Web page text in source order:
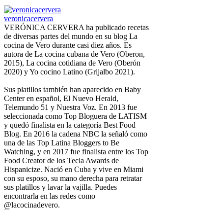
veronicacervera
VERÓNICA CERVERA ha publicado recetas
de diversas partes del mundo en su blog La
cocina de Vero durante casi diez años. Es
autora de La cocina cubana de Vero (Oberon,
2015), La cocina cotidiana de Vero (Oberón
2020) y Yo cocino Latino (Grijalbo 2021).
Sus platillos también han aparecido en Baby
Center en español, El Nuevo Herald,
Telemundo 51 y Nuestra Voz. En 2013 fue
seleccionada como Top Bloguera de LATISM
y quedó finalista en la categoría Best Food
Blog. En 2016 la cadena NBC la señaló como
una de las Top Latina Bloggers to Be
Watching, y en 2017 fue finalista entre los Top
Food Creator de los Tecla Awards de
Hispanicize. Nació en Cuba y vive en Miami
con su esposo, su mano derecha para retratar
sus platillos y lavar la vajilla. Puedes
encontrarla en las redes como
@lacocinadevero.